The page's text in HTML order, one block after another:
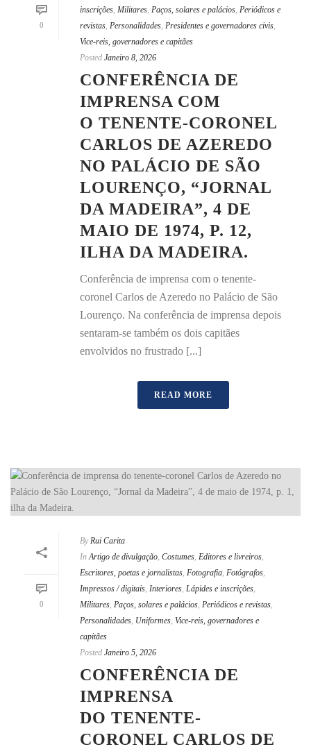
0
inscrições, Militares, Paços, solares e palácios, Periódicos e
revistas, Personalidades, Presidentes e governadores civis,
Vice-reis, governadores e capitães
Posted Janeiro 8, 2026
CONFERÊNCIA DE
IMPRENSA COM
O TENENTE-CORONEL
CARLOS DE AZEREDO
NO PALÁCIO DE SÃO
LOURENÇO, “JORNAL
DA MADEIRA”, 4 DE
MAIO DE 1974, P. 12,
ILHA DA MADEIRA.
Conferência de imprensa com o tenente-
coronel Carlos de Azeredo no Palácio de São
Lourenço. Na conferência de imprensa depois
sentaram-se também os dois capitães
envolvidos no frustrado [...]
READ MORE
0
By Rui Carita
In Artigo de divulgação, Costumes, Editores e livreiros,
Escritores, poetas e jornalistas, Fotografia, Fotógrafos,
Impressos / digitais, Interiores, Lápides e inscrições,
Militares, Paços, solares e palácios, Periódicos e revistas,
Personalidades, Uniformes, Vice-reis, governadores e
capitães
Posted Janeiro 5, 2026
CONFERÊNCIA DE
IMPRENSA
DO TENENTE-
CORONEL CARLOS DE